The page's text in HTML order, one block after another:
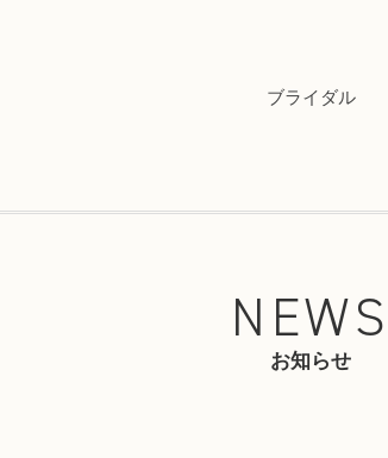
ブライダル
お知らせ
NEWS